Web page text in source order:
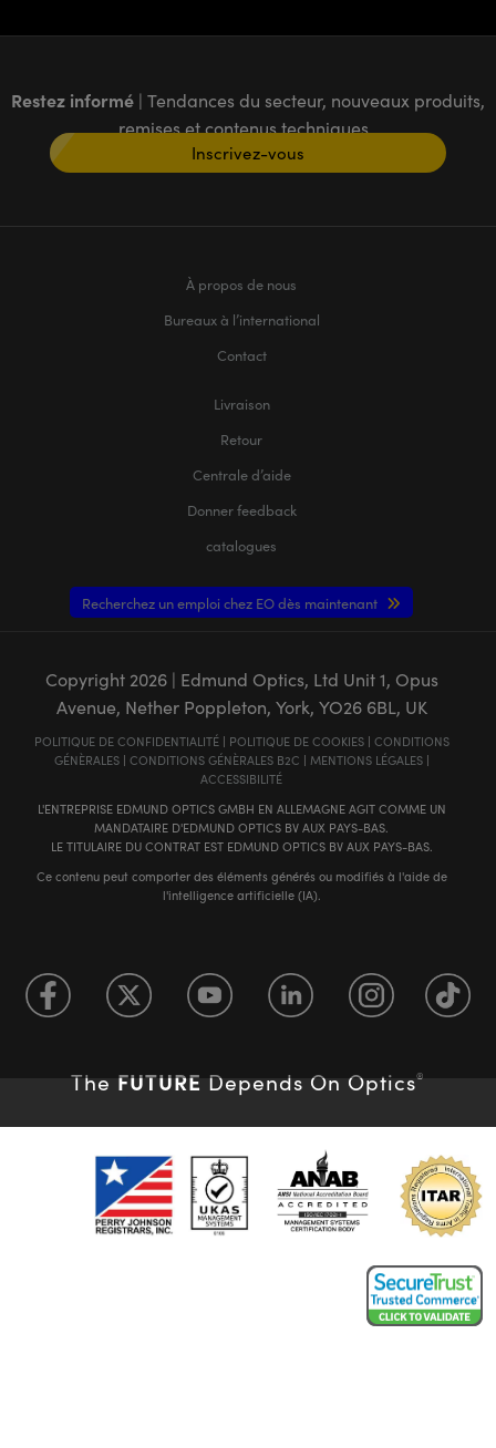
Restez informé | Tendances du secteur, nouveaux produits,
remises et contenus techniques
Inscrivez-vous
À propos de nous
Bureaux à l’international
Contact
Livraison
Retour
Centrale d’aide
Donner feedback
catalogues
Recherchez un emploi chez EO dès maintenant
Copyright 2026| Edmund Optics, Ltd Unit 1, Opus
Avenue, Nether Poppleton, York, YO26 6BL, UK
POLITIQUE DE CONFIDENTIALITÉ| POLITIQUE DE COOKIES| CONDITIONS
GÉNÈRALES| CONDITIONS GÉNÈRALES B2C | MENTIONS LÉGALES|
ACCESSIBILITÉ
L'ENTREPRISE EDMUND OPTICS GMBH EN ALLEMAGNE AGIT COMME UN
MANDATAIRE D'EDMUND OPTICS BV AUX PAYS-BAS.
LE TITULAIRE DU CONTRAT EST EDMUND OPTICS BV AUX PAYS-BAS.
Ce contenu peut comporter des éléments générés ou modifiés à l'aide de
l'intelligence artificielle (IA).
The FUTURE Depends On Optics®